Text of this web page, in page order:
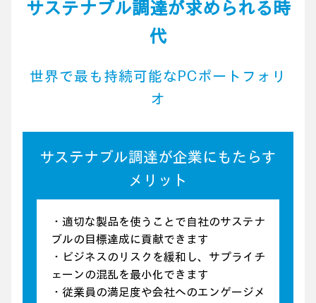
サステナブル調達が求められる時
代
世界で最も持続可能なPCポートフォリ
オ
サステナブル調達が企業にもたらす
メリット
・適切な製品を使うことで自社のサステナ
ブルの目標達成に貢献できます
・ビジネスのリスクを緩和し、サプライチ
ェーンの混乱を最小化できます
・従業員の満足度や会社へのエンゲージメ